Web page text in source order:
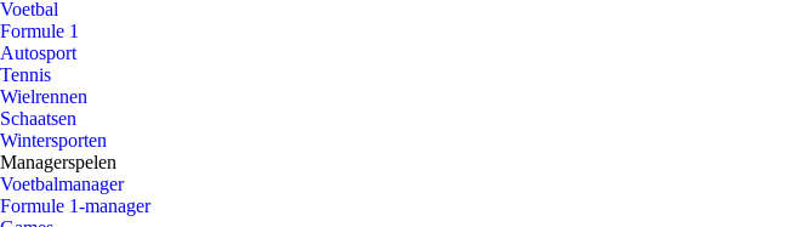
Voetbal
Formule 1
Autosport
Tennis
Wielrennen
Schaatsen
Wintersporten
Managerspelen
Voetbalmanager
Formule 1-manager